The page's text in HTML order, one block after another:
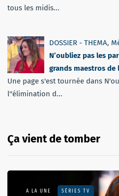
tous les midis...
DOSSIER - THEMA,
N’oubliez pas les
grands maestros de
Une page s'est tournée dans
l''élimination d...
Ça vient de tomber
A LA UNE SÉRIES TV